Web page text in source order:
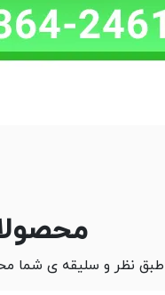
طبق نظر و سلیقه ی شما